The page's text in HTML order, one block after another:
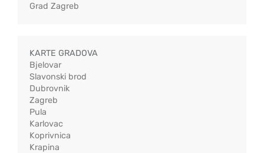
Grad Zagreb
KARTE GRADOVA
Bjelovar
Slavonski brod
Dubrovnik
Zagreb
Pula
Karlovac
Koprivnica
Krapina